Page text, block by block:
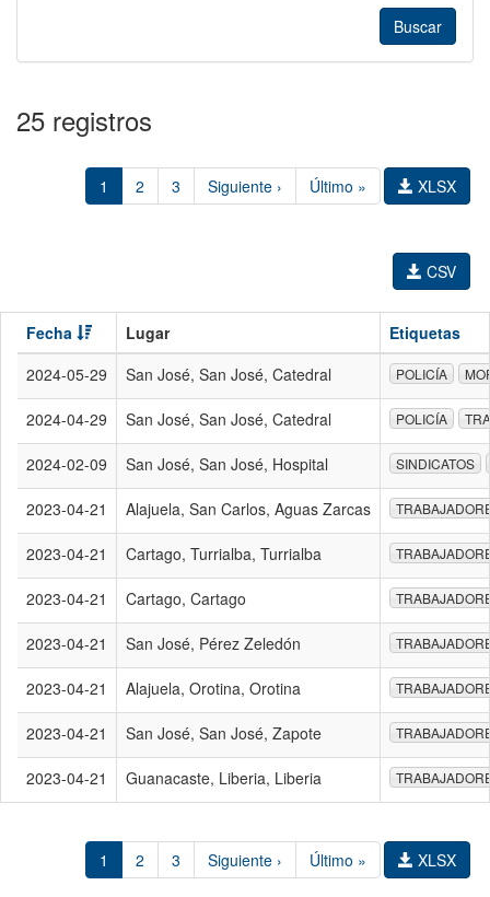
25 registros
1 2 3 Siguiente › Último » XLSX
CSV
Fecha Lugar
Etiquetas
2024-05-29
San José, San José, Catedral POLICÍA
2024-04-29 San José, San José, Catedral POLICÍA
2024-02-09 San José, San José, Hospital SINDICATOS
2023-04-21 Alajuela, San Carlos, Aguas Zarcas
2023-04-21 Cartago, Turrialba, Turrialba
2023-04-21 Cartago, Cartago
2023-04-21 San José, Pérez Zeledón
2023-04-21 Alajuela, Orotina, Orotina
2023-04-21 San José, San José, Zapote
2023-04-21 Guanacaste, Liberia, Liberia
1 2 3 Siguiente › Último » XLSX